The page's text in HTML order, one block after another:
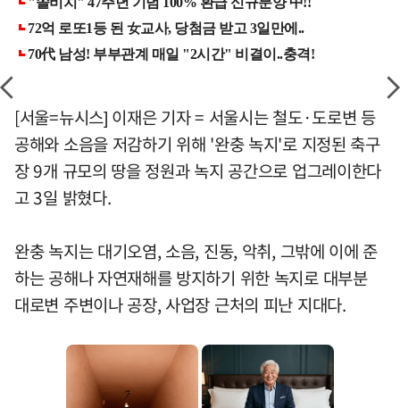
[서울=뉴시스] 이재은 기자 = 서울시는 철도·도로변 등
공해와 소음을 저감하기 위해 '완충 녹지'로 지정된 축구
장 9개 규모의 땅을 정원과 녹지 공간으로 업그레이한다
고 3일 밝혔다.
완충 녹지는 대기오염, 소음, 진동, 악취, 그밖에 이에 준
하는 공해나 자연재해를 방지하기 위한 녹지로 대부분
대로변 주변이나 공장, 사업장 근처의 피난 지대다.